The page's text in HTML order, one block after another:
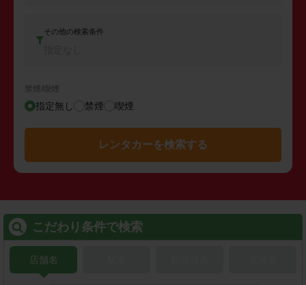
その他の検索条件
禁煙/喫煙
指定無し 禁煙 喫煙
レンタカーを検索する
こだわり条件で検索
店舗名